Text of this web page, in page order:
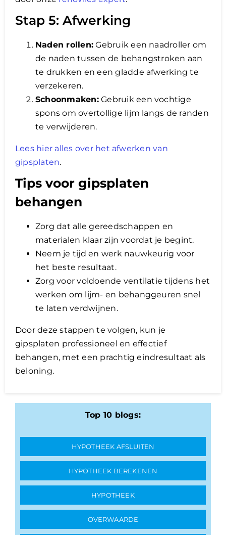
Stap 5: Afwerking
Naden rollen: Gebruik een naadroller om
de naden tussen de behangstroken aan
te drukken en een gladde afwerking te
verzekeren.
Schoonmaken:Gebruik een vochtige
spons om overtollige lijm langs de randen
te verwijderen.
Lees hier alles over het afwerken van
gipsplaten.
Tips voor gipsplaten
behangen
Zorg dat alle gereedschappen en
materialen klaar zijn voordat je begint.
Neem je tijd en werk nauwkeurig voor
het beste resultaat.
Zorg voor voldoende ventilatie tijdens het
werken om lijm- en behanggeuren snel
te laten verdwijnen.
Door deze stappen te volgen, kun je
gipsplaten professioneel en effectief
behangen, met een prachtig eindresultaat als
beloning.
Top 10 blogs:
HYPOTHEEK AFSLUITEN
HYPOTHEEK BEREKENEN
HYPOTHEEK
OVERWAARDE